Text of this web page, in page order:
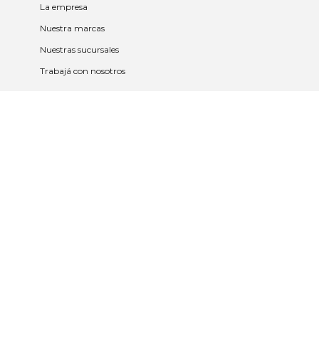
La empresa
Nuestra marcas
Nuestras sucursales
Trabajá con nosotros